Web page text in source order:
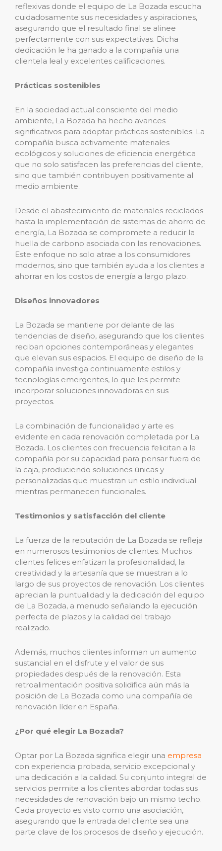
reflexivas donde el equipo de La Bozada escucha
cuidadosamente sus necesidades y aspiraciones,
asegurando que el resultado final se alinee
perfectamente con sus expectativas. Dicha
dedicación le ha ganado a la compañía una
clientela leal y excelentes calificaciones.
Prácticas sostenibles
En la sociedad actual consciente del medio
ambiente, La Bozada ha hecho avances
significativos para adoptar prácticas sostenibles. La
compañía busca activamente materiales
ecológicos y soluciones de eficiencia energética
que no solo satisfacen las preferencias del cliente,
sino que también contribuyen positivamente al
medio ambiente.
Desde el abastecimiento de materiales reciclados
hasta la implementación de sistemas de ahorro de
energía, La Bozada se compromete a reducir la
huella de carbono asociada con las renovaciones.
Este enfoque no solo atrae a los consumidores
modernos, sino que también ayuda a los clientes a
ahorrar en los costos de energía a largo plazo.
Diseños innovadores
La Bozada se mantiene por delante de las
tendencias de diseño, asegurando que los clientes
reciban opciones contemporáneas y elegantes
que elevan sus espacios. El equipo de diseño de la
compañía investiga continuamente estilos y
tecnologías emergentes, lo que les permite
incorporar soluciones innovadoras en sus
proyectos.
La combinación de funcionalidad y arte es
evidente en cada renovación completada por La
Bozada. Los clientes con frecuencia felicitan a la
compañía por su capacidad para pensar fuera de
la caja, produciendo soluciones únicas y
personalizadas que muestran un estilo individual
mientras permanecen funcionales.
Testimonios y satisfacción del cliente
La fuerza de la reputación de La Bozada se refleja
en numerosos testimonios de clientes. Muchos
clientes felices enfatizan la profesionalidad, la
creatividad y la artesanía que se muestran a lo
largo de sus proyectos de renovación. Los clientes
aprecian la puntualidad y la dedicación del equipo
de La Bozada, a menudo señalando la ejecución
perfecta de plazos y la calidad del trabajo
realizado.
Además, muchos clientes informan un aumento
sustancial en el disfrute y el valor de sus
propiedades después de la renovación. Esta
retroalimentación positiva solidifica aún más la
posición de La Bozada como una compañía de
renovación líder en España.
¿Por qué elegir La Bozada?
Optar por La Bozada significa elegir una empresa
con experiencia probada, servicio excepcional y
una dedicación a la calidad. Su conjunto integral de
servicios permite a los clientes abordar todas sus
necesidades de renovación bajo un mismo techo.
Cada proyecto es visto como una asociación,
asegurando que la entrada del cliente sea una
parte clave de los procesos de diseño y ejecución.